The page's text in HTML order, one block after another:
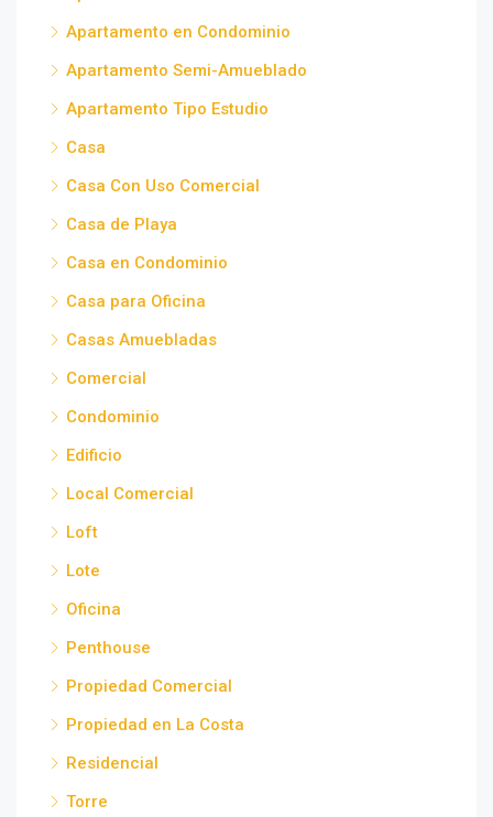
Apartamento en Condominio
Apartamento Semi-Amueblado
Apartamento Tipo Estudio
Casa
Casa Con Uso Comercial
Casa de Playa
Casa en Condominio
Casa para Oficina
Casas Amuebladas
Comercial
Condominio
Edificio
Local Comercial
Loft
Lote
Oficina
Penthouse
Propiedad Comercial
Propiedad en La Costa
Residencial
Torre